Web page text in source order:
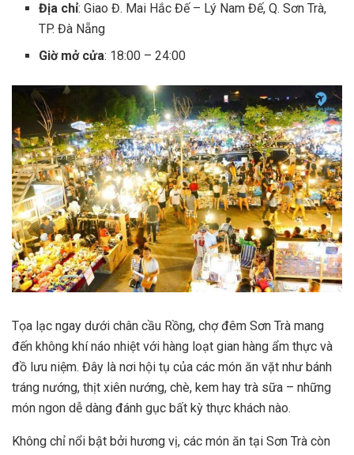
Địa chỉ: Giao Đ. Mai Hắc Đế – Lý Nam Đế, Q. Sơn Trà,
TP. Đà Nẵng
Giờ mở cửa: 18:00 – 24:00
Tọa lạc ngay dưới chân cầu Rồng, chợ đêm Sơn Trà mang
đến không khí náo nhiệt với hàng loạt gian hàng ẩm thực và
đồ lưu niệm. Đây là nơi hội tụ của các món ăn vặt như bánh
tráng nướng, thịt xiên nướng, chè, kem hay trà sữa – những
món ngon dễ dàng đánh gục bất kỳ thực khách nào.
Không chỉ nổi bật bởi hương vị, các món ăn tại Sơn Trà còn